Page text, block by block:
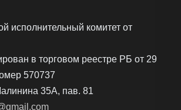
исполнительный комитет от
в торговом реестре РБ от 29
570737
35А, пав. 81